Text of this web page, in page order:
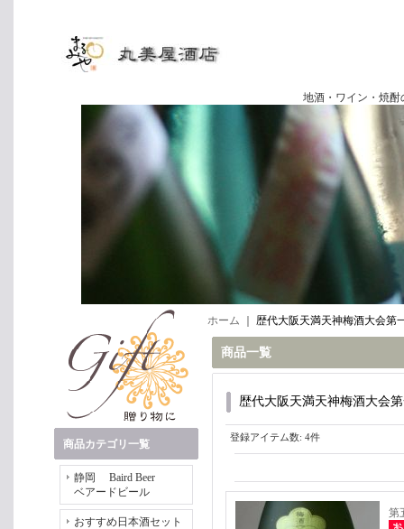
地酒・ワイン・焼酎の専門店
商品カテゴリ一覧
静岡 Baird Beer
ベアードビール
おすすめ日本酒セット
ホーム 歴代大阪天満天神梅酒大会第
商品一覧
歴代大阪天満天神梅酒大会
登録アイテム数: 4件
第